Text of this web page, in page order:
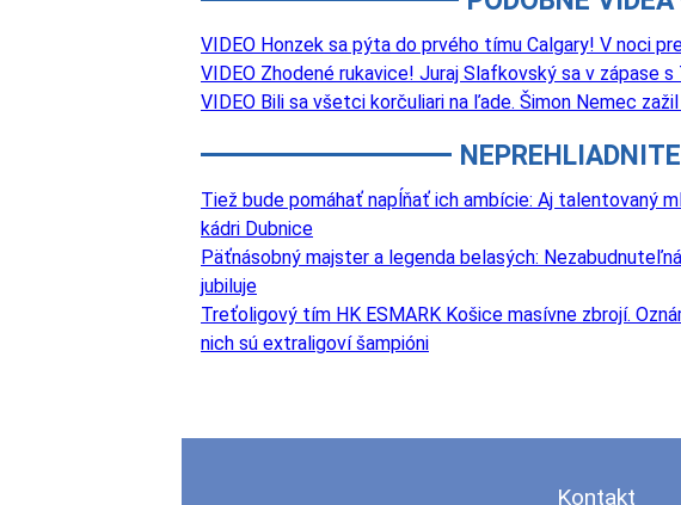
VIDEO Honzek sa pýta do prvého tímu Calgary! V noci
VIDEO Zhodené rukavice! Juraj Slafkovský sa v zápase
VIDEO Bili sa všetci korčuliari na ľade. Šimon Nemec
NEPREHLIADNITE
Tiež bude pomáhať napĺňať ich ambície: Aj talentovaný
kádri Dubnice
Päťnásobný majster a legenda belasých:
jubiluje
Treťoligový tím HK ESMARK Košice masívne zbrojí.
nich sú extraligoví šampióni
Kontakt